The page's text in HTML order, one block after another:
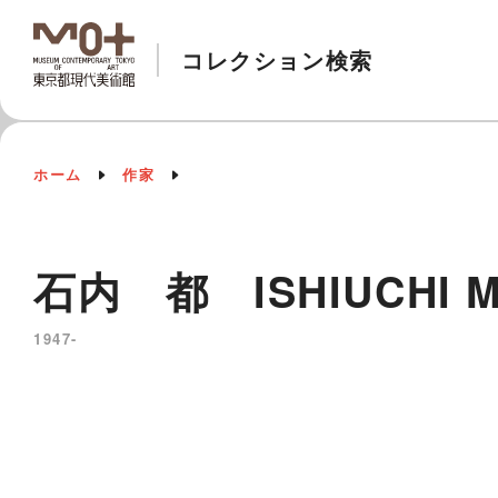
コレクション検索
ホーム 作家
石内 都 ISHIUCHI
1947-